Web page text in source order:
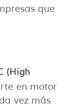
que
(High
en motor
vez más